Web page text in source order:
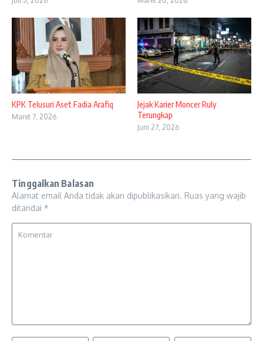
KPK Telusuri Aset Fadia Arafiq
Maret 7, 2026
Jejak Karier Moncer Ruly
Terungkap
Juni 27, 2026
Tinggalkan Balasan
Alamat email Anda tidak akan dipublikasikan. Ruas yang wajib
ditandai *